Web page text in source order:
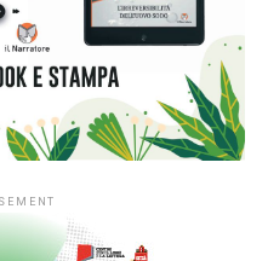
NIDI, il progetto
in Lombardia e
Cusio-Ossola,
In quattro anni la
a 350 asili nido situati
aree, contribuendo ad
L’estensione del progetto
di mandato Anita –